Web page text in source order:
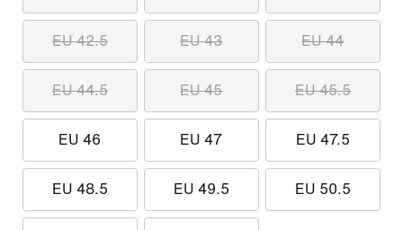
EU 42.5 EU 43 EU 44
EU 44.5 EU 45 EU 45.5
EU 46 EU 47 EU 47.5
EU 48.5 EU 49.5 EU 50.5